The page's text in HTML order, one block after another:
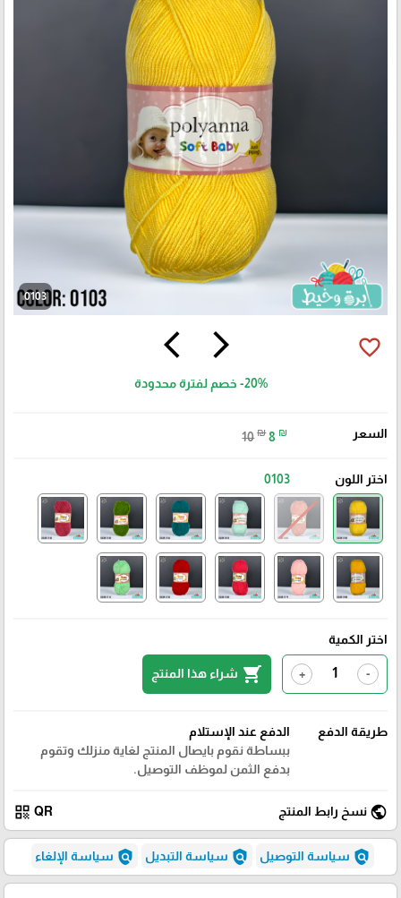
0103
arrow_forward_ios
arrow_back_ios favorite_border
-20% خصم لفترة محدودة
السعر 10 ₪ 8 ₪
اختر اللون 0103
اختر الكمية
-
+
shopping_cart شراء هذا المنتج
طريقة الدفع
الدفع عند الإستلام
ببساطة نقوم بايصال المنتج لغاية منزلك وتقوم
بدفع الثمن لموظف التوصيل.
public نسخ رابط المنتج QR
qr_code
policy سياسة التوصيل policy سياسة التبديل policy سياسة الإلغاء